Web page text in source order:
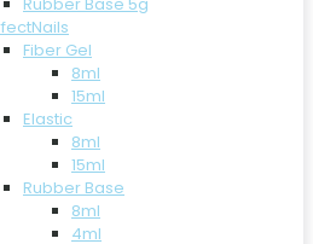
Fiber Gel
8ml
15ml
Elastic
8ml
15ml
Rubber Base
8ml
4ml